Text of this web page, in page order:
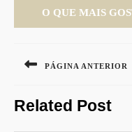
de
PÁGINA ANTERIOR
post:
Related Post